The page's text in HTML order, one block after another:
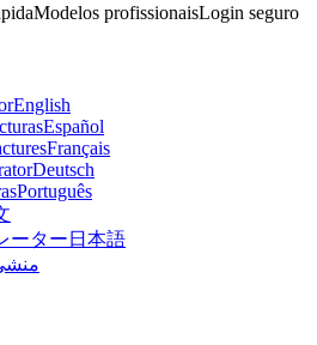
Modelos profissionaisLogin seguro
English
Español
Français
Deutsch
Português
ーター 日本語
منشئ